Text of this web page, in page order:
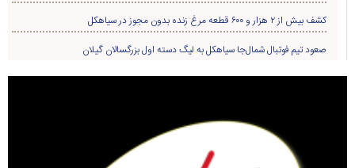
کشف بیش از ۲ هزار و ۶۰۰ قطعه مرغ زنده بدون مجوز در سیاهکل
صعود تیم فوتبال شمال‌جا‌ سیاهکل به لیگ دسته اول بزرگسالان گیلان